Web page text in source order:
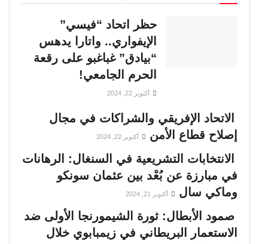
حظر اتحاد “فيسي”
الإيفواري.. واتارا يدهس
“بيادق” غباغبو على رقعة
الحرم الجامعي!
أكتوبر 22, 2024
الاتحاد الإفريقي والشراكات في مجال
إصلاح قطاع الأمن
أكتوبر 22, 2024
الانتخابات التشريعية في السنغال: الرهانات
في مبارزة عن بُعْد بين عثمان سونكو
وماكي سال
أكتوبر 21, 2024
صمود الأبطال: ثورة الشيمورنجا الأولى ضد
الاستعمار البريطاني في زيمبابوي خلال